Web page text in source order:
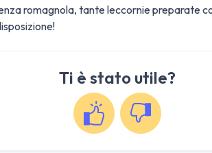
romagnola, tante leccornie preparate
Ti è stato utile?